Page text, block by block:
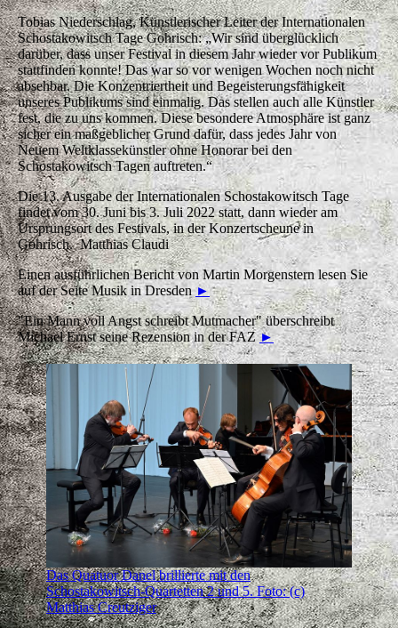
Tobias Niederschlag, Künstlerischer Leiter der Internationalen
Schostakowitsch Tage Gohrisch: „Wir sind überglücklich
darüber, dass unser Festival in diesem Jahr wieder vor Publikum
stattfinden konnte! Das war so vor wenigen Wochen noch nicht
absehbar. Die Konzentriertheit und Begeisterungsfähigkeit
unseres Publikums sind einmalig. Das stellen auch alle Künstler
fest, die zu uns kommen. Diese besondere Atmosphäre ist ganz
sicher ein maßgeblicher Grund dafür, dass jedes Jahr von
Neuem Weltklassekünstler ohne Honorar bei den
Schostakowitsch Tagen auftreten.“
Die 13. Ausgabe der Internationalen Schostakowitsch Tage
findet vom 30. Juni bis 3. Juli 2022 statt, dann wieder am
Ursprungsort des Festivals, in der Konzertscheune in
Gohrisch. Matthias Claudi
Einen ausführlichen Bericht von Martin Morgenstern lesen Sie
auf der Seite Musik in Dresden►
"Ein Mann voll Angst schreibt Mutmacher" überschreibt
Michael Ernst seine Rezension in der FAZ►
Das Quatuor Danel brillierte mit den
Schostakowitsch-Quartetten 2 und 5. Foto: (c)
Matthias Creutziger